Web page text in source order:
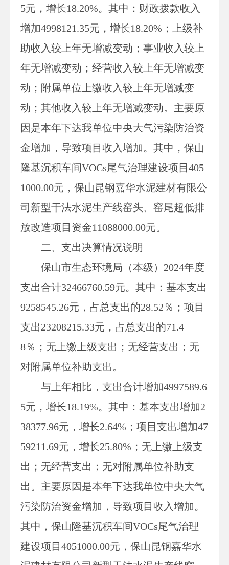
5元，增长18.20%。其中：财政拨款收入
增加4998121.35元，增长18.20%；上级补
助收入较上年无增减变动 ；事业收入较上
年无增减变动 ；经营收入较上年无增减变
动 ；附属单位上缴收入较上年无增减变
动 ；其他收入较上年无增减变动。主要原
因是本年下达我单位中央大气污染防治资
金增加，导致项目收入增加。其中，保山
隆基沉积车间VOCs尾气治理建设项目405
1000.00元，保山昆钢嘉华水泥建材有限公
司新型干法水泥生产线窑头、窑尾超低排
放改造项目资金11088000.00元。
二、支出决算情况说明
保山市生态环境局（本级） 2024年度
支出合计32466760.59元。其中：基本支出
9258545.26元，占总支出的28.52 ％；项目
支出23208215.33元，占总支出的71.4
8％；无上缴上级支出；无经营支出；无
对附属单位补助支出。
与上年相比，支出合计增加4997589.6
5元，增长18.19%。其中：基本支出增加2
38377.96元，增长2.64%；项目支出增加47
59211.69元，增长25.80%；无上缴上级支
出；无经营支出；无对附属单位补助支
出。主要原因是本年下达我单位中央大气
污染防治资金增加，导致项目收入增加。
其中，保山隆基沉积车间VOCs尾气治理
建设项目4051000.00元，保山昆钢嘉华水